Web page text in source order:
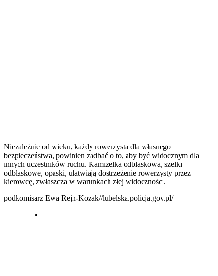
Niezależnie od wieku, każdy rowerzysta dla własnego
bezpieczeństwa, powinien zadbać o to, aby być widocznym dla
innych uczestników ruchu. Kamizelka odblaskowa, szelki
odblaskowe, opaski, ułatwiają dostrzeżenie rowerzysty przez
kierowcę, zwłaszcza w warunkach złej widoczności.
podkomisarz Ewa Rejn-Kozak//lubelska.policja.gov.pl/